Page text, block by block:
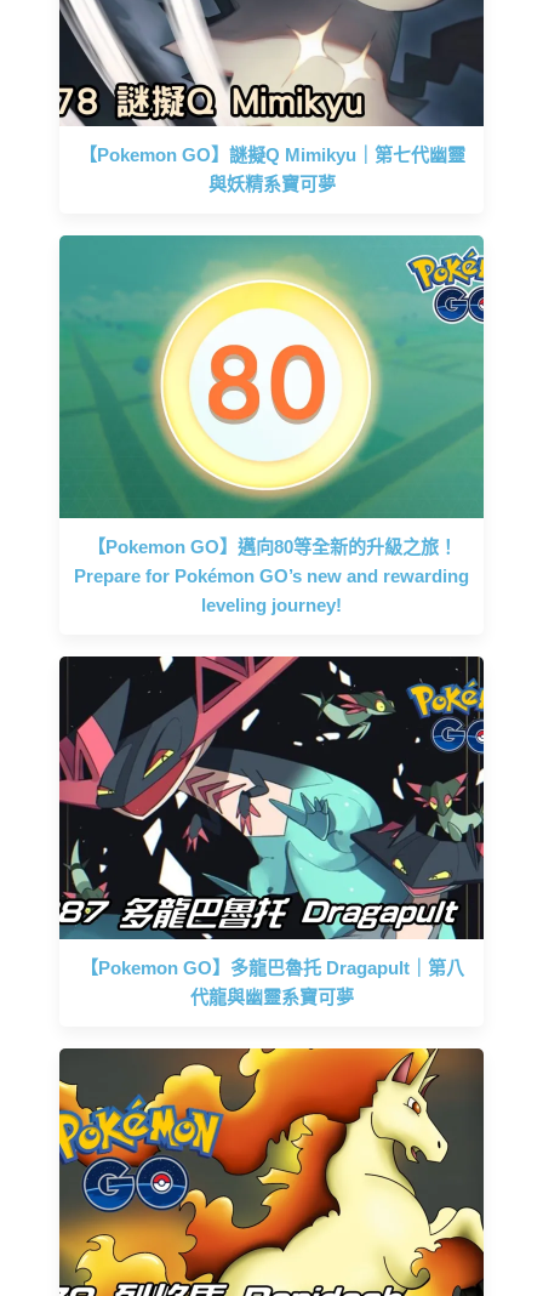
【Pokemon GO】謎擬Q Mimikyu｜第七代幽靈
與妖精系寶可夢
【Pokemon GO】邁向80等全新的升級之旅！
Prepare for Pokémon GO’s new and rewarding
leveling journey!
【Pokemon GO】多龍巴魯托 Dragapult｜第八
代龍與幽靈系寶可夢